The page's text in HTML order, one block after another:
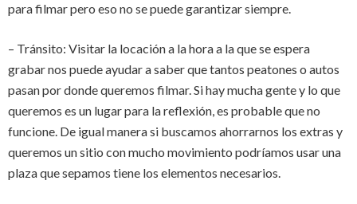
para filmar pero eso no se puede garantizar siempre.
– Tránsito: Visitar la locación a la hora a la que se espera
grabar nos puede ayudar a saber que tantos peatones o autos
pasan por donde queremos filmar. Si hay mucha gente y lo que
queremos es un lugar para la reflexión, es probable que no
funcione. De igual manera si buscamos ahorrarnos los extras y
queremos un sitio con mucho movimiento podríamos usar una
plaza que sepamos tiene los elementos necesarios.